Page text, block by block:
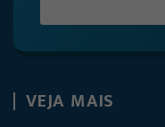
VEJA MAIS